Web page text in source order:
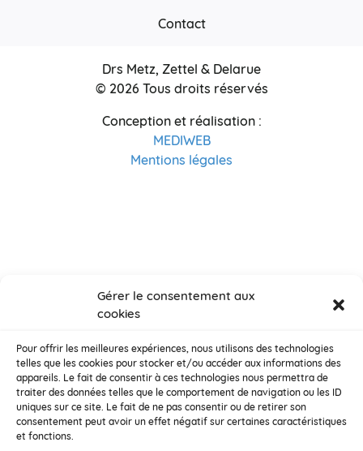
Gérer le consentement aux
cookies
Pour offrir les meilleures expériences, nous utilisons des technologies
telles que les cookies pour stocker et/ou accéder aux informations des
appareils. Le fait de consentir à ces technologies nous permettra de
traiter des données telles que le comportement de navigation ou les ID
uniques sur ce site. Le fait de ne pas consentir ou de retirer son
consentement peut avoir un effet négatif sur certaines caractéristiques
et fonctions.
Contact
Drs Metz, Zettel & Delarue
© 2026 Tous droits réservés
Conception et réalisation :
MEDIWEB
Mentions légales